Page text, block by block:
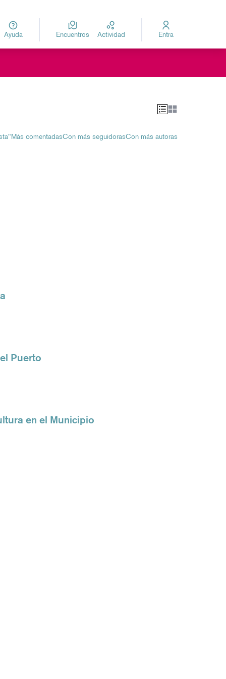
Elegir el idioma
Ayuda Encuentros Actividad Entra
de usuario
Más comentadasCon más seguidorasCon más autoras
Puerto
en el Municipio